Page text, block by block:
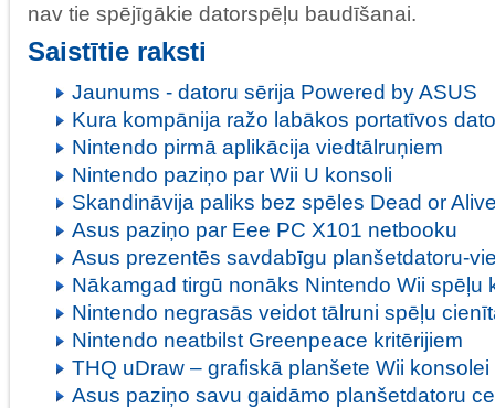
nav tie spējīgākie datorspēļu baudīšanai.
Saistītie raksti
Jaunums - datoru sērija Powered by ASUS
Kura kompānija ražo labākos portatīvos
Nintendo pirmā aplikācija viedtālruņiem
Nintendo paziņo par Wii U konsoli
Skandināvija paliks bez spēles Dead or
Asus paziņo par Eee PC X101 netbooku
Asus prezentēs savdabīgu planšetdatoru-
Nākamgad tirgū nonāks Nintendo Wii spēļu
Nintendo negrasās veidot tālruni spēļu
Nintendo neatbilst Greenpeace kritērijiem
THQ uDraw – grafiskā planšete Wii konsolei
Asus paziņo savu gaidāmo planšetdatoru